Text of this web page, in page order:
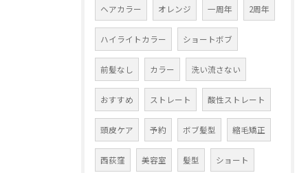
ヘアカラー オレンジ 一周年 2周年
ハイライトカラー ショートボブ
前髪なし カラー 洗い流さない
おすすめ ストレート 酸性ストレート
頭皮ケア 予約 ボブ髪型 縮毛矯正
西荻窪 美容室 髪型 ショート